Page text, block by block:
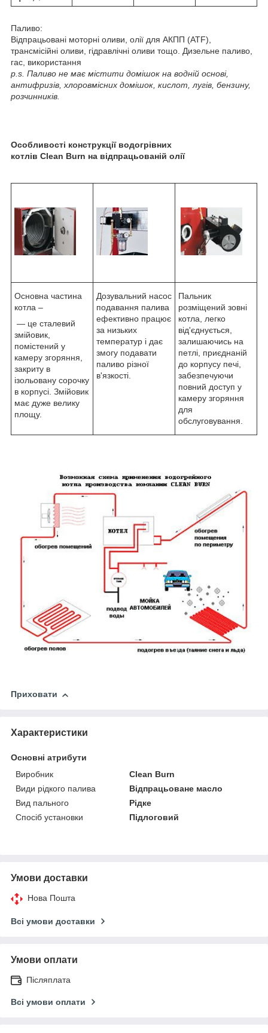
Паливо:
Відпрацьовані моторні оливи, олії для АКПП (ATF),
трансмісійні оливи, гідравлічні оливи тощо. Дизельне паливо,
гас, використання
p.s. Паливо не має містити домішок на водній основі,
антифризів, хлоровмісних домішок, кислот, лугів, бензину,
розчинників.
Особливості конструкції водогрівних
котлів Clean Burn на відпрацьованій олії
Основна частина
котла –
— це сталевий
змійовик,
помістений у
камеру згоряння,
закриту в
ізольовану сорочку
в корпусі. Змійовик
має дуже велику
площу.
Дозувальний насос
подавання палива
ефективно працює
за низьких
температур і дає
змогу подавати
паливо різної
в'язкості.
Пальник
розміщений зовні
котла, легко
від'єднується,
залишаючись на
петлі, приєднаній
до корпусу печі,
забезпечуючи
повний доступ у
камеру згоряння
для
обслуговування.
Приховати
Характеристики
Основні атрибути
Виробник
Clean Burn
Види рідкого палива
Відпрацьоване масло
Вид пального
Рідке
Спосіб установки
Підлоговий
Умови доставки
Нова Пошта
Всі умови доставки
Умови оплати
Післяплата
Всі умови оплати